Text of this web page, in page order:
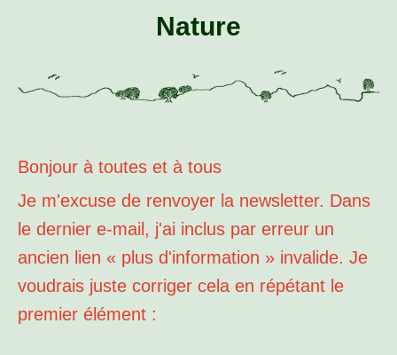
Nature
Bonjour à toutes et à tous
Je m'excuse de renvoyer la newsletter. Dans
le dernier e-mail, j'ai inclus par erreur un
ancien lien « plus d'information » invalide. Je
voudrais juste corriger cela en répétant le
premier élément :